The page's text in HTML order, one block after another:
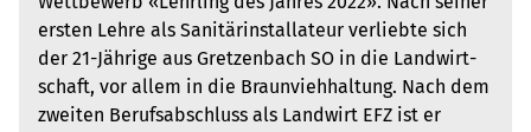
ersten Lehre als Sanitärinstalla­teur verliebte sich
der 21­-Jährige aus Gretzen­bach SO in die Landwirt­
schaft, vor allem in die Braunviehhaltung. Nach dem
zweiten Berufsab­schluss als Landwirt EFZ ist er